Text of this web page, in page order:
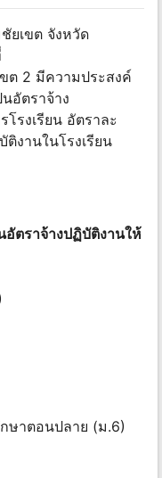
ยเขต จังหวัด
ต 2 มีความประสงค์
อัตราจ้าง
รงเรียน อัตราละ
งานในโรงเรียน
อัตราจ้างปฏิบัติงานให้
ษาตอนปลาย (ม.6)